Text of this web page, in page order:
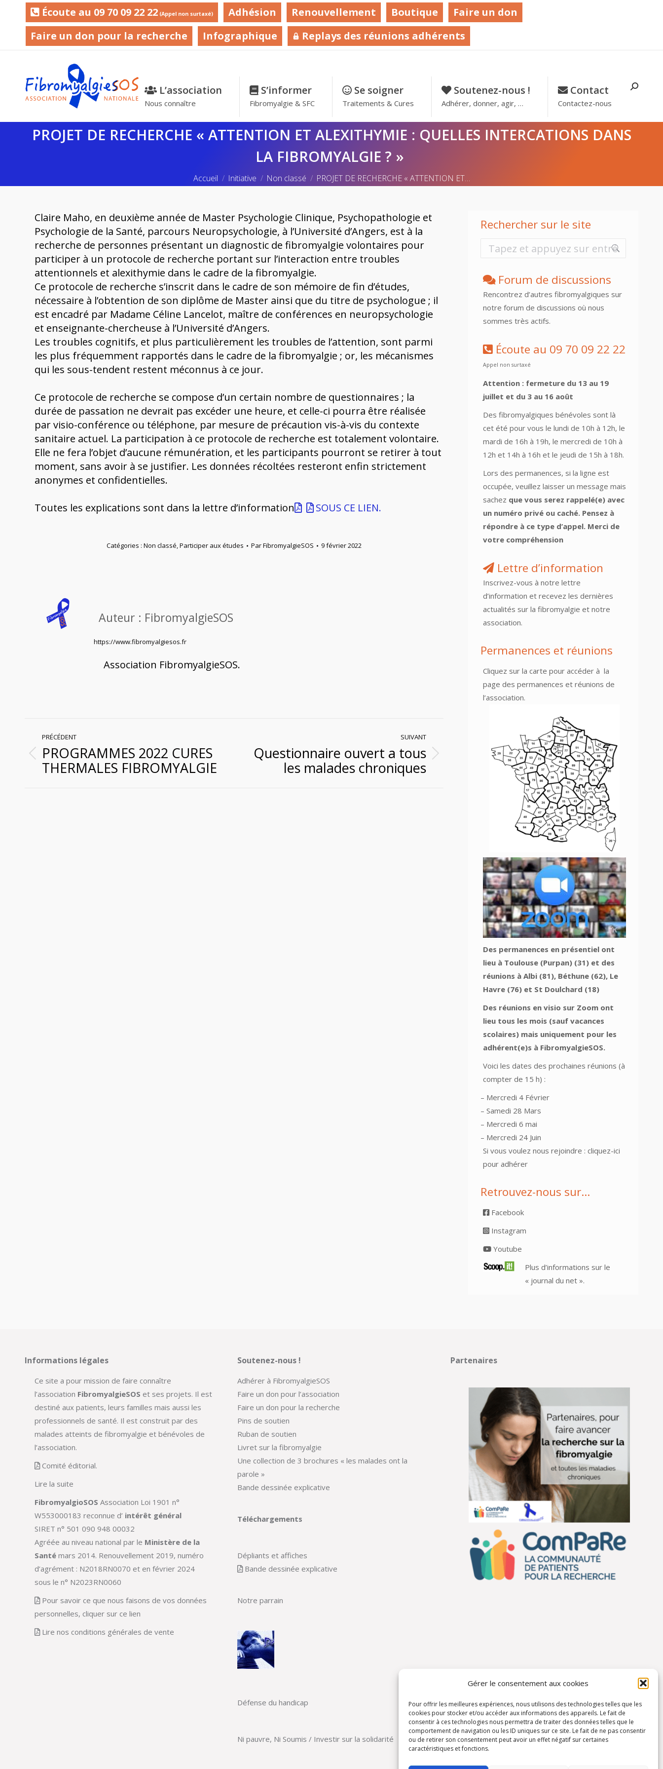
Gérer le consentement aux cookies
Pour offrir les meilleures expériences, nous utilisons des technologies telles que les
cookies pour stocker et/ou accéder aux informations des appareils. Le fait de
consentir à ces technologies nous permettra de traiter des données telles que le
comportement de navigation ou les ID uniques sur ce site. Le fait de ne pas consentir
ou de retirer son consentement peut avoir un effet négatif sur certaines
caractéristiques et fonctions.
Écoute au 09 70 09 22 22 (Appel non surtaxé) Adhésion Renouvellement Boutique
Faire un don
Faire un don pour la recherche
Infographique Replays des réunions adhérents
L’association
Nous connaître
S’informer–
Fibromyalgie & SFC
Se soigner–
Traitements & Cures
Soutenez-nous !
Adhérer, donner, agir, …
Contact
Contactez-nous
PROJET DE RECHERCHE « ATTENTION ET ALEXITHYMIE : QUELLES INTERCATIONS DANS
LA FIBROMYALGIE ? »
Vous êtes ici :
Accueil Initiative Non classé PROJET DE RECHERCHE « ATTENTION ET…
Claire Maho, en deuxième année de Master Psychologie Clinique, Psychopathologie et
Psychologie de la Santé, parcours Neuropsychologie, à l’Université d’Angers, est à la
recherche de personnes présentant un diagnostic de fibromyalgie volontaires pour
participer à un protocole de recherche portant sur l’interaction entre troubles
attentionnels et alexithymie dans le cadre de la fibromyalgie.
Ce protocole de recherche s’inscrit dans le cadre de son mémoire de fin d’études,
nécessaire à l’obtention de son diplôme de Master ainsi que du titre de psychologue ; il
est encadré par Madame Céline Lancelot, maître de conférences en neuropsychologie
et enseignante-chercheuse à l’Université d’Angers.
Les troubles cognitifs, et plus particulièrement les troubles de l’attention, sont parmi
les plus fréquemment rapportés dans le cadre de la fibromyalgie ; or, les mécanismes
qui les sous-tendent restent méconnus à ce jour.
Ce protocole de recherche se compose d’un certain nombre de questionnaires ; la
durée de passation ne devrait pas excéder une heure, et celle-ci pourra être réalisée
par visio-conférence ou téléphone, par mesure de précaution vis-à-vis du contexte
sanitaire actuel. La participation à ce protocole de recherche est totalement volontaire.
Elle ne fera l’objet d’aucune rémunération, et les participants pourront se retirer à tout
moment, sans avoir à se justifier. Les données récoltées resteront enfin strictement
anonymes et confidentielles.
Toutes les explications sont dans la lettre d’information SOUS CE LIEN.
Catégories : Non classé,Participer aux études ParFibromyalgieSOS 9 février 2022
Auteur : FibromyalgieSOS
https://www.fibromyalgiesos.fr
Association FibromyalgieSOS.
Navigation
article
PRÉCÉDENT
Article
précédent
PROGRAMMES 2022 CURES
THERMALES FIBROMYALGIE
SUIVANT
Article
Questionnaire ouvert a tous
les malades chroniques
Rechercher sur le site
Recherche
Forum de discussions
Rencontrez d’autres fibromyalgiques sur
notre forum de discussions où nous
sommes très actifs.
Écoute au 09 70 09 22 22
Appel non surtaxé
Attention : fermeture du 13 au 19
juillet et du 3 au 16 août
Des fibromyalgiques bénévoles sont là
cet été pour vous le lundi de 10h à 12h, le
mardi de 16h à 19h, le mercredi de 10h à
12h et 14h à 16h et le jeudi de 15h à 18h.
Lors des permanences, si la ligne est
occupée, veuillez laisser un message mais
sachez que vous serez rappelé(e) avec
un numéro privé ou caché. Pensez à
répondre à ce type d’appel. Merci de
votre compréhension
Lettre d’information
Inscrivez-vous à notre lettre
d’information et recevez les dernières
actualités sur la fibromyalgie et notre
association.
Permanences et réunions
Cliquez sur la carte pour accéder à la
page des permanences et réunions de
l’association.
Des permanences en présentiel ont
lieu à Toulouse (Purpan) (31) et des
réunions à Albi (81), Béthune (62), Le
Havre (76) et St Doulchard (18)
Des réunions en visio sur Zoom ont
lieu tous les mois (sauf vacances
scolaires) mais uniquement pour les
adhérent(e)s à FibromyalgieSOS.
Voici les dates des prochaines réunions (à
compter de 15 h) :
– Mercredi 4 Février
– Samedi 28 Mars
– Mercredi 6 mai
– Mercredi 24 Juin
Si vous voulez nous rejoindre : cliquez-ici
pour adhérer
Retrouvez-nous sur…
Facebook
Instagram
Youtube
Plus d’informations sur le
« journal du net ».
Informations légales
Ce site a pour mission de faire connaître
l’association FibromyalgieSOS et ses projets. Il est
destiné aux patients, leurs familles mais aussi les
professionnels de santé. Il est construit par des
malades atteints de fibromyalgie et bénévoles de
l’association.
Comité éditorial.
Lire la suite
FibromyalgioSOS Association Loi 1901 n°
W553000183 reconnue d’ intérêt général
SIRET n° 501 090 948 00032
Agréée au niveau national par le Ministère de la
Santé mars 2014. Renouvellement 2019, numéro
d’agrément : N2018RN0070 et en février 2024
sous le n° N2023RN0060
Pour savoir ce que nous faisons de vos données
personnelles, cliquer sur ce lien
Lire nos conditions générales de vente
Soutenez-nous !
Adhérer à FibromyalgieSOS
Faire un don pour l’association
Faire un don pour la recherche
Pins de soutien
Ruban de soutien
Livret sur la fibromyalgie
Une collection de 3 brochures « les malades ont la
parole »
Bande dessinée explicative
Téléchargements
Dépliants et affiches
Bande dessinée explicative
Notre parrain
Défense du handicap
Ni pauvre, Ni Soumis / Investir sur la solidarité
Partenaires